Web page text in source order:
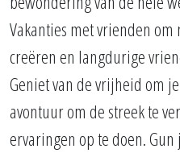
Vakanties met vrienden
creëren en langdurige
Geniet van de vrijheid om
avontuur om de streek te
ervaringen op te doen.